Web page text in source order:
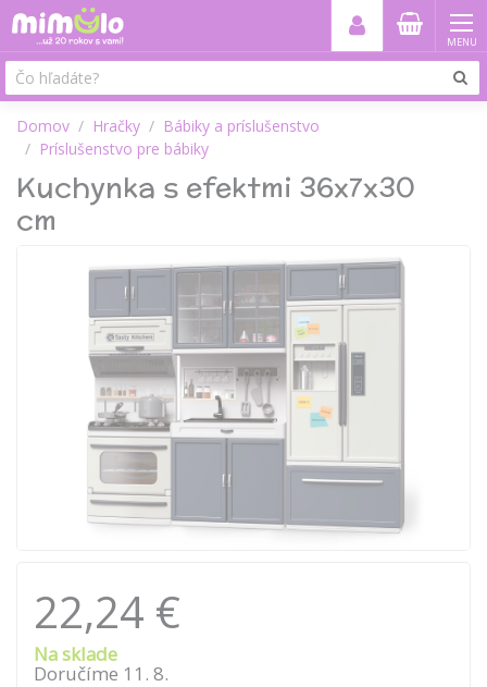
MENU
Domov Hračky
Bábiky a príslušenstvo
Príslušenstvo pre bábiky
Kuchynka s efektmi 36x7x30
cm
22,24 €
Na sklade
Doručíme 11 . 8.